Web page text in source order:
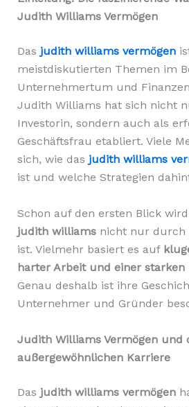
Judith Williams Vermögen
Das judith williams vermögen
meistdiskutierten Themen im
Unternehmertum und
Judith Williams hat sich nicht
Investorin, sondern auch als
Geschäftsfrau etabliert. Viele
sich, wie das judith williams
ist und welche Strategien
Schon auf den ersten Blick
judith williamsnicht nur durch
ist. Vielmehr basiert es auf
harter Arbeit und einer starken
Genau deshalb ist ihre
Unternehmer und Gründer
Judith Williams Vermögen und
außergewöhnlichen Karriere
Das judith williams vermögen